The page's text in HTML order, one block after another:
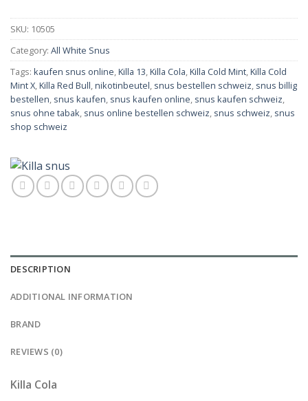
SKU: 10505
Category: All White Snus
Tags: kaufen snus online,Killa 13,Killa Cola,Killa Cold Mint,Killa Cold
Mint X,Killa Red Bull,nikotinbeutel, snus bestellen schweiz, snus billig
bestellen, snus kaufen, snus kaufen online, snus kaufen schweiz,
snus ohne tabak, snus online bestellen schweiz, snus schweiz, snus
shop schweiz
DESCRIPTION
ADDITIONAL INFORMATION
BRAND
REVIEWS (0)
Killa Cola